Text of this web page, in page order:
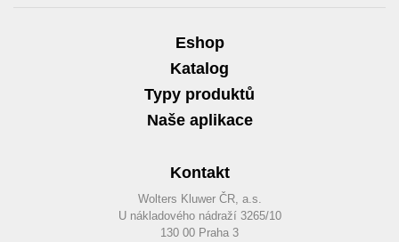
Eshop
Katalog
Typy produktů
Naše aplikace
Kontakt
Wolters Kluwer ČR, a.s.
U nákladového nádraží 3265/10
130 00 Praha 3